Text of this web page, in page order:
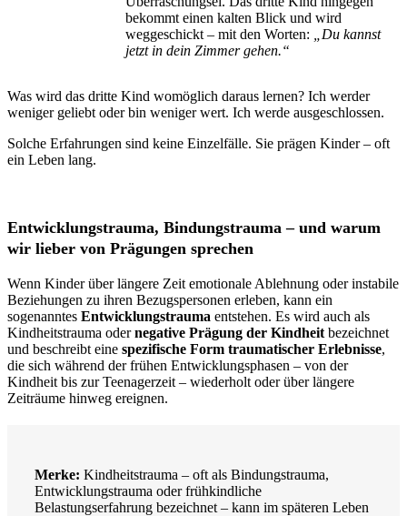
bekommt einen kalten Blick und wird
weggeschickt – mit den Worten:
„Du kannst
jetzt in dein Zimmer gehen.“
Was wird das dritte Kind womöglich daraus lernen? Ich werder
weniger geliebt oder bin weniger wert. Ich werde ausgeschlossen.
Solche Erfahrungen sind keine Einzelfälle. Sie prägen Kinder – oft
ein Leben lang.
Entwicklungstrauma, Bindungstrauma – und warum
wir lieber von Prägungen sprechen
Wenn Kinder über längere Zeit emotionale Ablehnung oder instabile
Beziehungen zu ihren Bezugspersonen erleben, kann ein
sogenanntes Entwicklungstrauma entstehen. Es wird auch als
Kindheitstrauma odernegative Prägung der Kindheit bezeichnet
und beschreibt eine spezifische Form traumatischer Erlebnisse,
die sich während der frühen Entwicklungsphasen – von der
Kindheit bis zur Teenagerzeit – wiederholt oder über längere
Zeiträume hinweg ereignen.
Merke: Kindheitstrauma – oft als Bindungstrauma,
Entwicklungstrauma oder frühkindliche
Belastungserfahrung bezeichnet – kann im späteren Leben